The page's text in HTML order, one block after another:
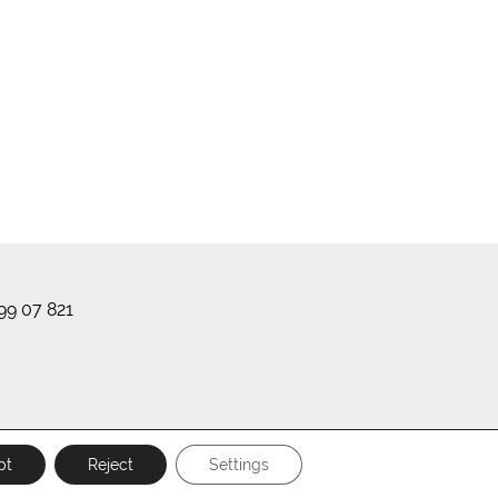
07 821
Reject Settings